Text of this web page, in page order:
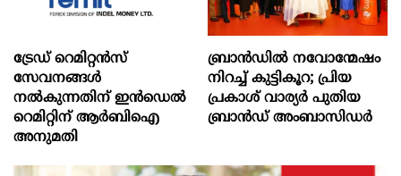
ട്രേഡ് റെമിറ്റന്‍സ്
സേവനങ്ങള്‍
നല്‍കുന്നതിന് ഇന്‍ഡെല്‍
റെമിറ്റിന് ആര്‍ബിഐ
അനുമതി
ബ്രാൻഡിൽ നവോന്മേഷം
നിറച്ച് കുട്ടികൂറ; പ്രിയ
പ്രകാശ് വാര്യർ പുതിയ
ബ്രാൻഡ് അംബാസിഡർ